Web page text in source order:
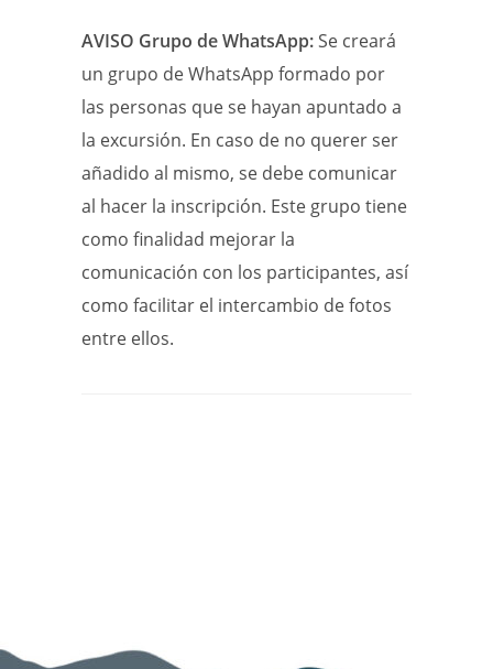
AVISO Grupo de WhatsApp:Se creará
un grupo de WhatsApp formado por
las personas que se hayan apuntado a
la excursión. En caso de no querer ser
añadido al mismo, se debe comunicar
al hacer la inscripción. Este grupo tiene
como finalidad mejorar la
comunicación con los participantes, así
como facilitar el intercambio de fotos
entre ellos.